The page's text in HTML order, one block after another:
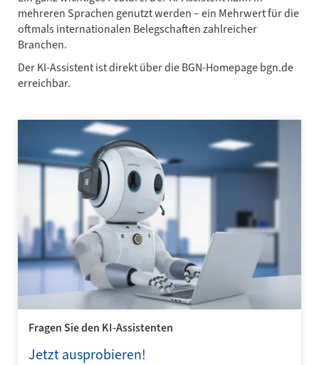
mehreren Sprachen genutzt werden – ein Mehrwert für die
oftmals inter­nationalen Belegschaften zahlreicher
Branchen.
Der KI‑Assistent ist direkt über die BGN-Homepage bgn.de
erreichbar.
Fragen Sie den KI-Assistenten
Jetzt ausprobieren!